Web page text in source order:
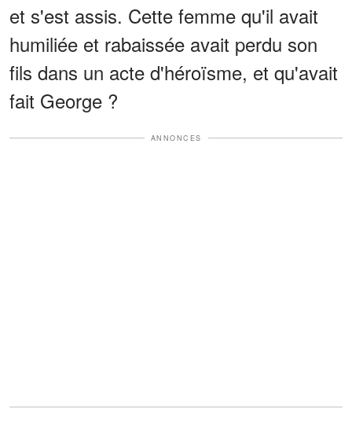
et s'est assis. Cette femme qu'il avait
humiliée et rabaissée avait perdu son
fils dans un acte d'héroïsme, et qu'avait
fait George ?
ANNONCES